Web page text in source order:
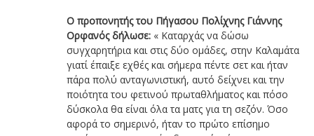
Ο προπονητής του Πήγασου Πολίχνης Γιάννης
Ορφανός δήλωσε:« Καταρχάς να δώσω
συγχαρητήρια και στις δύο ομάδες, στην Καλαμάτα
γιατί έπαιξε εχθές και σήμερα πέντε σετ και ήταν
πάρα πολύ ανταγωνιστική, αυτό δείχνει και την
ποιότητα του φετινού πρωταθλήματος και πόσο
δύσκολα θα είναι όλα τα ματς για τη σεζόν. Όσο
αφορά το σημερινό, ήταν το πρώτο επίσημο